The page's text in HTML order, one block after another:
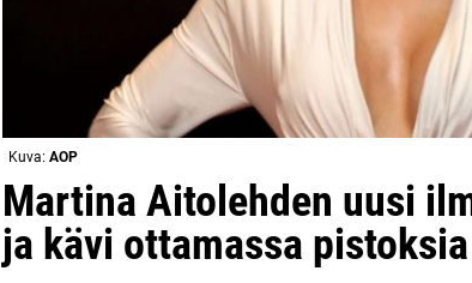
Kuva: AOP
Martina Aitolehden uusi
ja kävi ottamassa